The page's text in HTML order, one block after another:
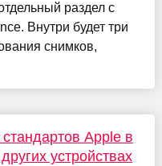
раздел с
Внутри будет три
снимков,
Apple в
устройствах